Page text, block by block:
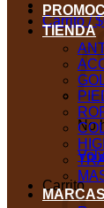
Carrito /$
No
Carrito
TIENDA
MARCAS